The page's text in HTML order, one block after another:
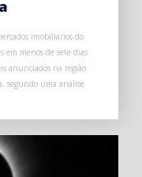
imobiliários do
em menos de sete dias.
anunciados na região
segundo uma análise